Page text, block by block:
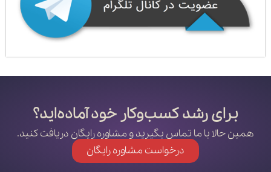
برای رشد کسب‌وکار خود آماده‌اید؟
همین حالا با ما تماس بگیرید و مشاوره رایگان دریافت کنید.
درخواست مشاوره رایگان